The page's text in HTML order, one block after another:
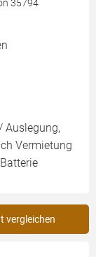
35794
Auslegung,
Vermietung
vergleichen